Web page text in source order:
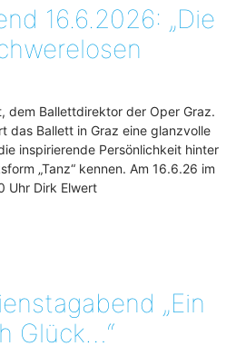
16.6.2026: „Die
dem Ballettdirektor der Oper Graz.
das Ballett in Graz eine glanzvolle
inspirierende Persönlichkeit hinter
„Tanz“ kennen. Am 16.6.26 im
Uhr Dirk Elwert
„Ein
Glück…“